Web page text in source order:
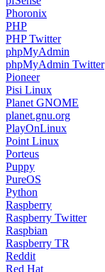
Phoronix
PHP
PHP Twitter
phpMyAdmin
phpMyAdmin Twitter
Pioneer
Pisi Linux
Planet GNOME
planet.gnu.org
PlayOnLinux
Point Linux
Porteus
Puppy
PureOS
Python
Raspberry
Raspberry Twitter
Raspbian
Raspberry TR
Reddit
Red Hat